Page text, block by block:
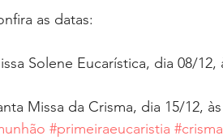
as datas:
Solene Eucarística, dia 08/12,
Missa da Crisma, dia 15/12,
#primeiraeucaristia #crisma